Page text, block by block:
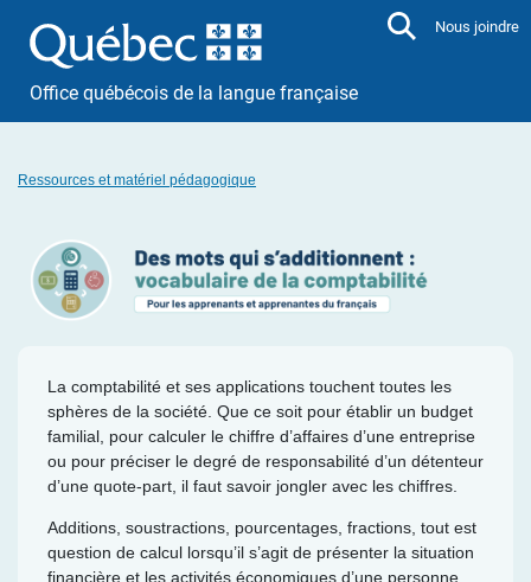
Office québécois de la langue française
Nous joindre
Ressources et matériel pédagogique
La comptabilité et ses applications touchent toutes les
sphères de la société. Que ce soit pour établir un budget
familial, pour calculer le chiffre d’affaires d’une entreprise
ou pour préciser le degré de responsabilité d’un détenteur
d’une quote-part, il faut savoir jongler avec les chiffres.
Additions, soustractions, pourcentages, fractions, tout est
question de calcul lorsqu’il s’agit de présenter la situation
financière et les activités économiques d’une personne